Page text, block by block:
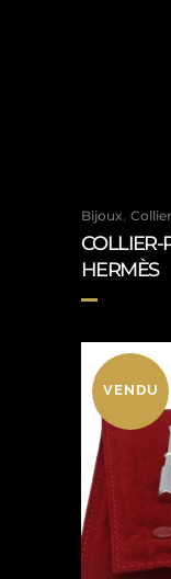
Bijoux,
COLLIER-
HERMÈS
VENDU